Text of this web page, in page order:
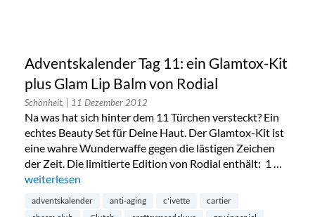
Adventskalender Tag 11: ein Glamtox-Kit
plus Glam Lip Balm von Rodial
Schönheit, | 11 Dezember 2012
Na was hat sich hinter dem 11 Türchen versteckt? Ein
echtes Beauty Set für Deine Haut. Der Glamtox-Kit ist
eine wahre Wunderwaffe gegen die lästigen Zeichen
der Zeit. Die limitierte Edition von Rodial enthält: 1 …
„Adventskalender Tag 11: ein Glamtox-Kit plus Glam Lip
weiterlesen
adventskalender anti-aging c'ivette
cartier